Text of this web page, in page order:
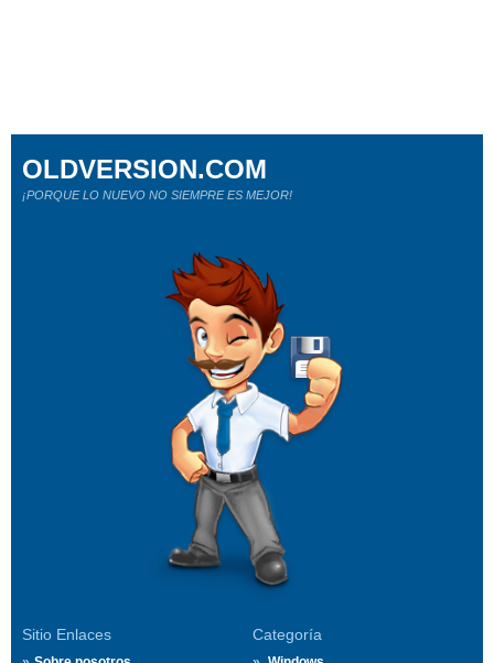
Sitio Enlaces Categoría
OLDVERSION.COM
¡PORQUE LO NUEVO NO SIEMPRE ES MEJOR!